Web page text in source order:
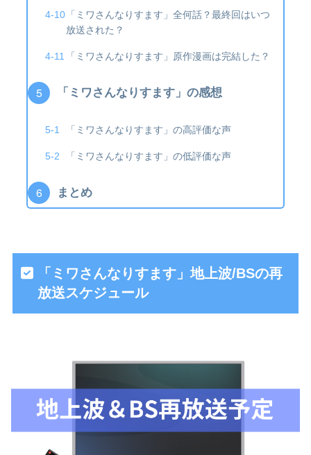
「ミワさんなりすます」全何話？最終回はいつ
放送された？
「ミワさんなりすます」原作漫画は完結した？
「ミワさんなりすます」の感想
「ミワさんなりすます」の高評価な声
「ミワさんなりすます」の低評価な声
まとめ
「ミワさんなりすます」地上波/BSの再
放送スケジュール